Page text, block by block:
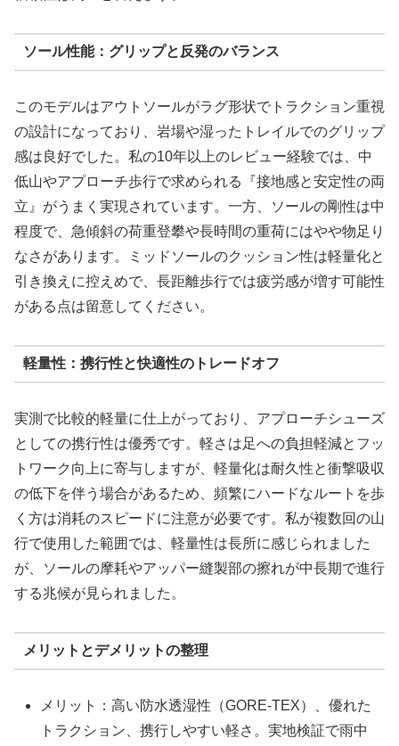
ソール性能：グリップと反発のバランス
このモデルはアウトソールがラグ形状でトラクション重視
の設計になっており、岩場や湿ったトレイルでのグリップ
感は良好でした。私の10年以上のレビュー経験では、中
低山やアプローチ歩行で求められる『接地感と安定性の両
立』がうまく実現されています。一方、ソールの剛性は中
程度で、急傾斜の荷重登攀や長時間の重荷にはやや物足り
なさがあります。ミッドソールのクッション性は軽量化と
引き換えに控えめで、長距離歩行では疲労感が増す可能性
がある点は留意してください。
軽量性：携行性と快適性のトレードオフ
実測で比較的軽量に仕上がっており、アプローチシューズ
としての携行性は優秀です。軽さは足への負担軽減とフッ
トワーク向上に寄与しますが、軽量化は耐久性と衝撃吸収
の低下を伴う場合があるため、頻繁にハードなルートを歩
く方は消耗のスピードに注意が必要です。私が複数回の山
行で使用した範囲では、軽量性は長所に感じられました
が、ソールの摩耗やアッパー縫製部の擦れが中長期で進行
する兆候が見られました。
メリットとデメリットの整理
メリット：高い防水透湿性（GORE-TEX）、優れた
トラクション、携行しやすい軽さ。実地検証で雨中